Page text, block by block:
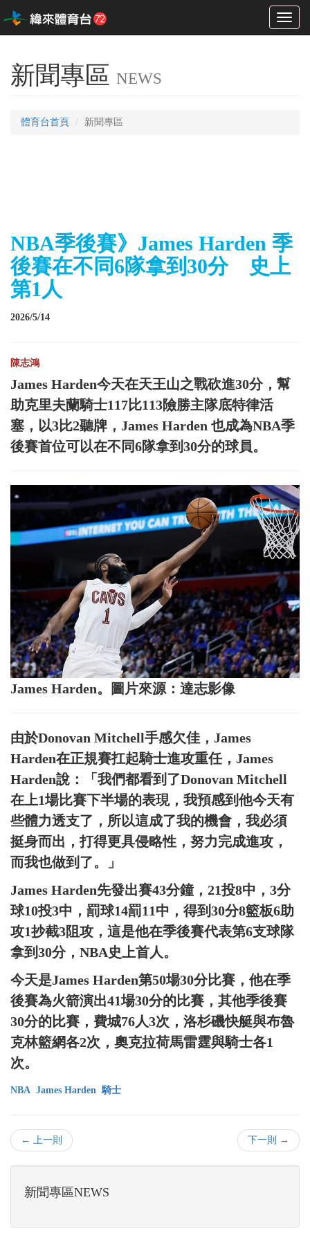
Toggle
新聞專區 NEWS
體育台首頁 新聞專區
NBA季後賽》James Harden 季
後賽在不同6隊拿到30分 史上
第1人
2026/5/14
陳志鴻
James Harden今天在天王山之戰砍進30分，幫
助克里夫蘭騎士117比113險勝主隊底特律活
塞，以3比2聽牌，James Harden 也成為NBA季
後賽首位可以在不同6隊拿到30分的球員。
James Harden。圖片來源：達志影像
由於Donovan Mitchell手感欠佳，James
Harden在正規賽扛起騎士進攻重任，James
Harden說：「我們都看到了Donovan Mitchell
在上1場比賽下半場的表現，我預感到他今天有
些體力透支了，所以這成了我的機會，我必須
挺身而出，打得更具侵略性，努力完成進攻，
而我也做到了。」
James Harden先發出賽43分鐘，21投8中，3分
球10投3中，罰球14罰11中，得到30分8籃板6助
攻1抄截3阻攻，這是他在季後賽代表第6支球隊
拿到30分，NBA史上首人。
今天是James Harden第50場30分比賽，他在季
後賽為火箭演出41場30分的比賽，其他季後賽
30分的比賽，費城76人3次，洛杉磯快艇與布魯
克林籃網各2次，奧克拉荷馬雷霆與騎士各1
次。
NBA James Harden 騎士
← 上一則 下一則 →
新聞專區NEWS